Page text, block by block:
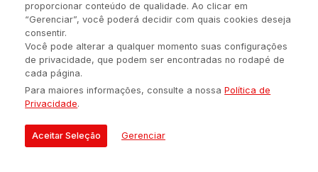
Política de privacidade Configuração de Cookies Quem Somos
É proibida a reprodução do conteúdo desta página em qualquer
meio de comunicação, eletrônico ou impreso, sem autorização
escrita de Auonline Comunicação Eireli.
© 2026 AUONLINE COMUNICAÇÃO EIRELI - CNPJ: 17.375.200/0001-
21
proporcionar conteúdo de qualidade. Ao clicar em
“Gerenciar”, você poderá decidir com quais cookies deseja
consentir.
Você pode alterar a qualquer momento suas configurações
de privacidade, que podem ser encontradas no rodapé de
cada página.
Para maiores informações, consulte a nossaPolítica de
Privacidade.
Aceitar Seleção Gerenciar